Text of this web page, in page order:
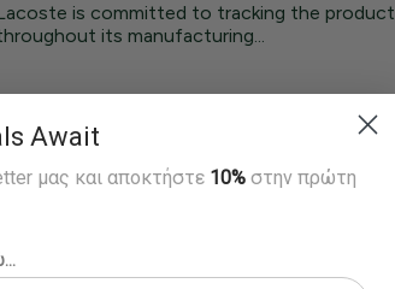
is committed to tracking the product
its manufacturing...
Await
μας και αποκτήστε 10% στην πρώτη